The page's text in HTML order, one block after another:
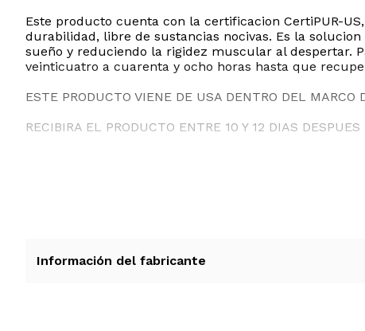
Este producto cuenta con la certificacion CertiPUR-
durabilidad, libre de sustancias nocivas. Es la
sueño y reduciendo la rigidez muscular al despertar.
veinticuatro a cuarenta y ocho horas hasta que
ESTE PRODUCTO VIENE DE USA DENTRO DEL
RECIBIRA EL PRODUCTO ENTRE 10 Y 12 DIAS
Información del fabricante